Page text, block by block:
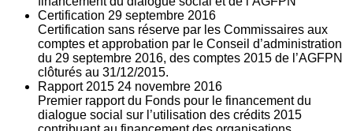
Certification 29 septembre 2016
Certification sans réserve par les Commissaires aux
comptes et approbation par le Conseil d’administration
du 29 septembre 2016, des comptes 2015 de l’AGFPN
clôturés au 31/12/2015.
Rapport 2015 24 novembre 2016
Premier rapport du Fonds pour le financement du
dialogue social sur l’utilisation des crédits 2015